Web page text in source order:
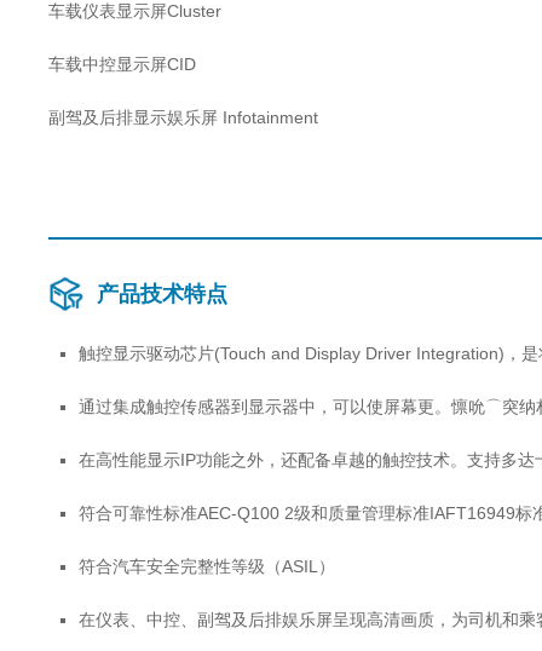
车载仪表显示屏Cluster
车载中控显示屏CID
副驾及后排显示娱乐屏 Infotainment
产品技术特点
触控显示驱动芯片(Touch and Display Driver Integration)，是
通过集成触控传感器到显示器中，可以使屏幕更。懔吮⌒突纳杓
在高性能显示IP功能之外，还配备卓越的触控技术。支持多
符合可靠性标准AEC-Q100 2级和质量管理标准IAFT16949标
符合汽车安全完整性等级（ASIL）
在仪表、中控、副驾及后排娱乐屏呈现高清画质，为司